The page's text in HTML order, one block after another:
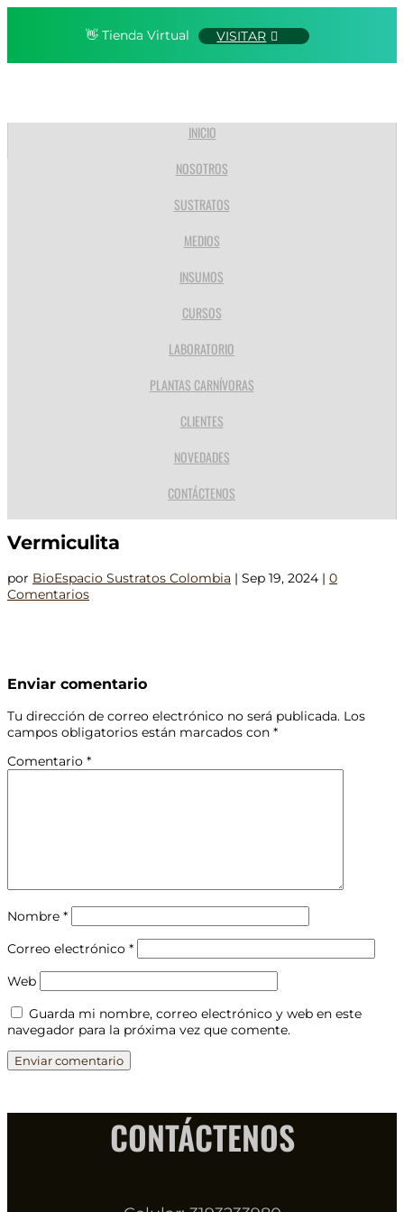
👋 Tienda Virtual VISITAR
INICIO
NOSOTROS
SUSTRATOS
MEDIOS
INSUMOS
CURSOS
LABORATORIO
PLANTAS CARNÍVORAS
CLIENTES
NOVEDADES
CONTÁCTENOS
Vermiculita
por BioEspacio Sustratos Colombia | Sep 19, 2024 | 0
Comentarios
Enviar comentario
Tu dirección de correo electrónico no será publicada. Los
campos obligatorios están marcados con *
Comentario *
Nombre *
Correo electrónico *
Web
Guarda mi nombre, correo electrónico y web en este
navegador para la próxima vez que comente.
CONTÁCTENOS